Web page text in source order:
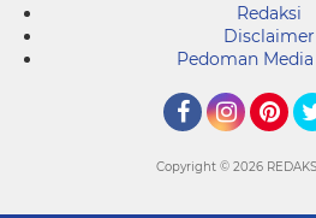
Redaksi
Disclaimer
Pedoman
Copyright © 2026